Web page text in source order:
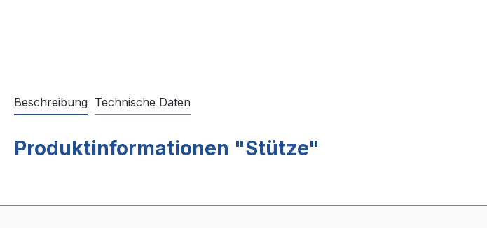
Beschreibung Technische Daten
Produktinformationen "Stütze"